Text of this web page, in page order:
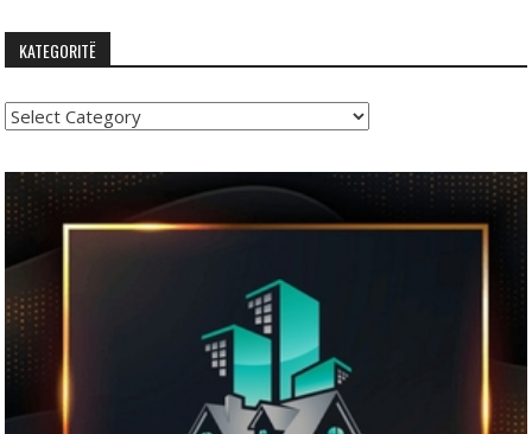
KATEGORITË
Kategoritë